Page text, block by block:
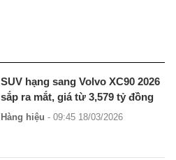
SUV hạng sang Volvo XC90 2026
sắp ra mắt, giá từ 3,579 tỷ đồng
Hàng hiệu - 09:45 18/03/2026